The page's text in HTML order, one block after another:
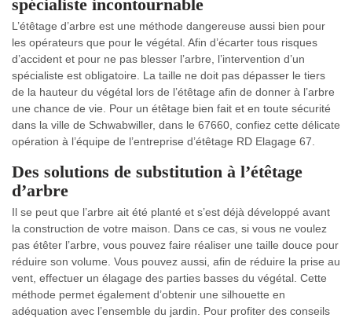
spécialiste incontournable
L’étêtage d’arbre est une méthode dangereuse aussi bien pour
les opérateurs que pour le végétal. Afin d’écarter tous risques
d’accident et pour ne pas blesser l’arbre, l’intervention d’un
spécialiste est obligatoire. La taille ne doit pas dépasser le tiers
de la hauteur du végétal lors de l’étêtage afin de donner à l’arbre
une chance de vie. Pour un étêtage bien fait et en toute sécurité
dans la ville de Schwabwiller, dans le 67660, confiez cette délicate
opération à l’équipe de l’entreprise d’étêtage RD Elagage 67.
Des solutions de substitution à l’étêtage
d’arbre
Il se peut que l’arbre ait été planté et s’est déjà développé avant
la construction de votre maison. Dans ce cas, si vous ne voulez
pas étêter l’arbre, vous pouvez faire réaliser une taille douce pour
réduire son volume. Vous pouvez aussi, afin de réduire la prise au
vent, effectuer un élagage des parties basses du végétal. Cette
méthode permet également d’obtenir une silhouette en
adéquation avec l’ensemble du jardin. Pour profiter des conseils